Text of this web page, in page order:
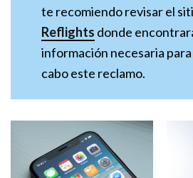
te recomiendo revisar el
Reflights donde
información necesaria
cabo este reclamo.